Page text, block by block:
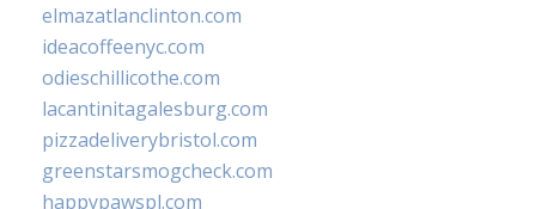
elmazatlanclinton.com
ideacoffeenyc.com
odieschillicothe.com
lacantinitagalesburg.com
pizzadeliverybristol.com
greenstarsmogcheck.com
happypawspl.com